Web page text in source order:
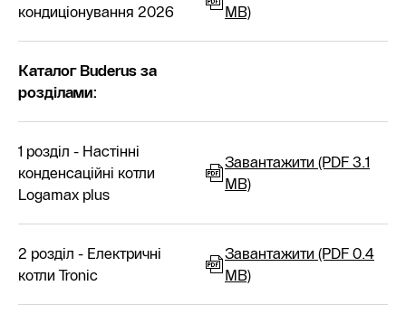
кондиціонування 2026
MB)
Каталог Buderus за
розділами:
1 розділ - Настінні
конденсаційні котли
Logamax plus
Завантажити (PDF 3.1
MB)
2 розділ - Електричні
котли Tronic
Завантажити (PDF 0.4
MB)